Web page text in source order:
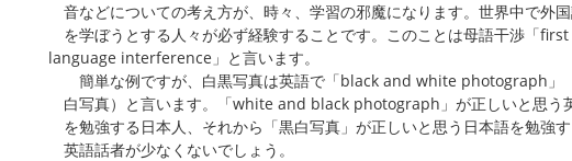
音などについての考え方が、時々、学習の邪魔になります。世界中で外
を学ぼうとする人々が必ず経験することです。このことは母語干渉「first
language interference」と言います。
簡単な例ですが、白黒写真は英語で「black and white photograph」
白写真）と言います。「white and black photograph」が正しいと思う
を勉強する日本人、それから「黒白写真」が正しいと思う日本語を勉強
英語話者が少なくないでしょう。